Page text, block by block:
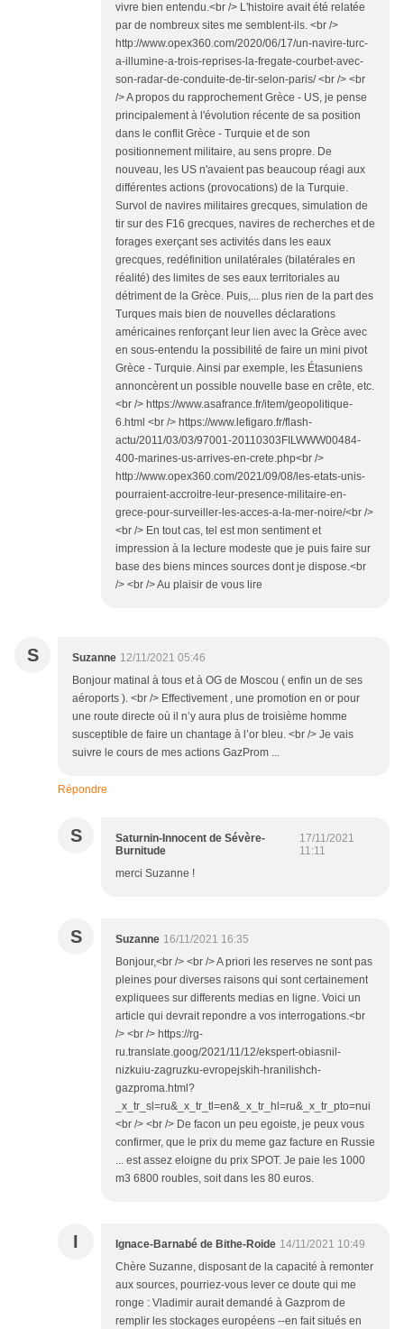
vivre bien entendu.<br /> L'histoire avait été relatée
par de nombreux sites me semblent-ils. <br />
http://www.opex360.com/2020/06/17/un-navire-turc-
a-illumine-a-trois-reprises-la-fregate-courbet-avec-
son-radar-de-conduite-de-tir-selon-paris/ <br /> <br
/> A propos du rapprochement Grèce - US, je pense
principalement à l'évolution récente de sa position
dans le conflit Grèce - Turquie et de son
positionnement militaire, au sens propre. De
nouveau, les US n'avaient pas beaucoup réagi aux
différentes actions (provocations) de la Turquie.
Survol de navires militaires grecques, simulation de
tir sur des F16 grecques, navires de recherches et de
forages exerçant ses activités dans les eaux
grecques, redéfinition unilatérales (bilatérales en
réalité) des limites de ses eaux territoriales au
détriment de la Grèce. Puis,... plus rien de la part des
Turques mais bien de nouvelles déclarations
américaines renforçant leur lien avec la Grèce avec
en sous-entendu la possibilité de faire un mini pivot
Grèce - Turquie. Ainsi par exemple, les Étasuniens
annoncèrent un possible nouvelle base en crête, etc.
<br /> https://www.asafrance.fr/item/geopolitique-
6.html <br /> https://www.lefigaro.fr/flash-
actu/2011/03/03/97001-20110303FILWWW00484-
400-marines-us-arrives-en-crete.php<br />
http://www.opex360.com/2021/09/08/les-etats-unis-
pourraient-accroitre-leur-presence-militaire-en-
grece-pour-surveiller-les-acces-a-la-mer-noire/<br />
<br /> En tout cas, tel est mon sentiment et
impression à la lecture modeste que je puis faire sur
base des biens minces sources dont je dispose.<br
/> <br /> Au plaisir de vous lire
S Suzanne 12/11/2021 05:46
Bonjour matinal à tous et à OG de Moscou ( enfin un de ses
aéroports ). <br /> Effectivement , une promotion en or pour
une route directe où il n’y aura plus de troisième homme
susceptible de faire un chantage à l’or bleu. <br /> Je vais
suivre le cours de mes actions GazProm ...
Répondre
S
Saturnin-Innocent de Sévère-
Burnitude
17/11/2021
11:11
merci Suzanne !
S Suzanne 16/11/2021 16:35
Bonjour,<br /> <br /> A priori les reserves ne sont pas
pleines pour diverses raisons qui sont certainement
expliquees sur differents medias en ligne. Voici un
article qui devrait repondre a vos interrogations.<br
/> <br /> https://rg-
ru.translate.goog/2021/11/12/ekspert-obiasnil-
nizkuiu-zagruzku-evropejskih-hranilishch-
gazproma.html?
_x_tr_sl=ru&_x_tr_tl=en&_x_tr_hl=ru&_x_tr_pto=nui
<br /> <br /> De facon un peu egoiste, je peux vous
confirmer, que le prix du meme gaz facture en Russie
... est assez eloigne du prix SPOT. Je paie les 1000
m3 6800 roubles, soit dans les 80 euros.
I Ignace-Barnabé de Bithe-Roide 14/11/2021 10:49
Chère Suzanne, disposant de la capacité à remonter
aux sources, pourriez-vous lever ce doute qui me
ronge : Vladimir aurait demandé à Gazprom de
remplir les stockages européens --en fait situés en